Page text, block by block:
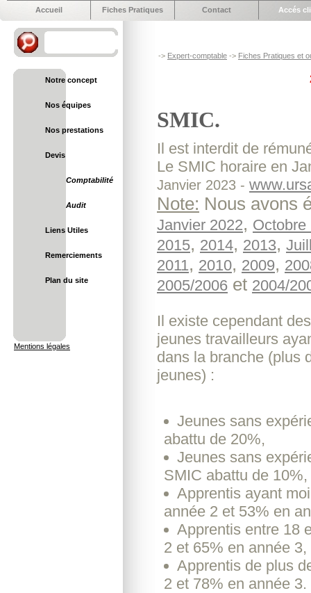
Accueil Fiches Pratiques Contact Accés
Notre concept
Nos équipes
Nos prestations
Devis
Comptabilité
Audit
Liens Utiles
Remerciements
Plan du site
Mentions légales
-> Expert-comptable -> Fiches Pratiques et
SMIC.
Il est interdit de
Le SMIC horaire en
Janvier 2023 -
Note: Nous avons
Janvier 2022, Octobre
2015, 2014, 2013,
2011, 2010, 2009,
2005/2006 et 2004/
Il existe cependant
jeunes travailleurs
dans la branche (plus
jeunes) :
Jeunes sans
abattu de 20%,
Jeunes sans
SMIC abattu de 10%,
Apprentis ayant
année 2 et 53% en
Apprentis entre 18
2 et 65% en année 3,
Apprentis de plus
2 et 78% en année 3.